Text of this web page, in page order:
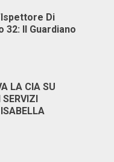
Di
32: Il Guardiano
LA CIA SU
SERVIZI